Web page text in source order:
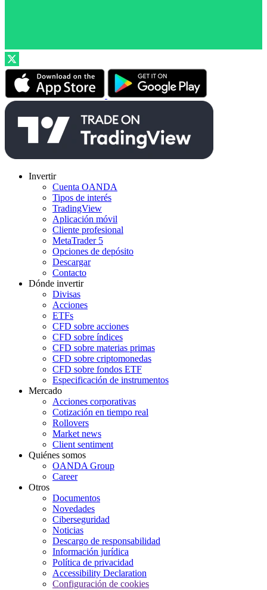
Invertir
Cuenta OANDA
Tipos de interés
TradingView
Aplicación móvil
Cliente profesional
MetaTrader 5
Opciones de depósito
Descargar
Contacto
Dónde invertir
Divisas
Acciones
ETFs
CFD sobre acciones
CFD sobre índices
CFD sobre materias primas
CFD sobre criptomonedas
CFD sobre fondos ETF
Especificación de instrumentos
Mercado
Acciones corporativas
Cotización en tiempo real
Rollovers
Market news
Client sentiment
Quiénes somos
OANDA Group
Career
Otros
Documentos
Novedades
Ciberseguridad
Noticias
Descargo de responsabilidad
Información jurídica
Política de privacidad
Accessibility Declaration
Configuración de cookies